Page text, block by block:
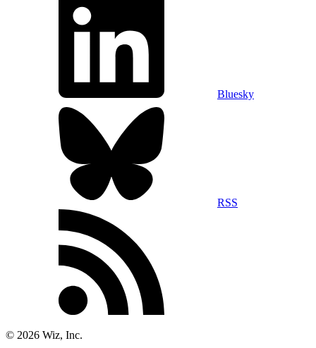
Bluesky
RSS
© 2026 Wiz, Inc.